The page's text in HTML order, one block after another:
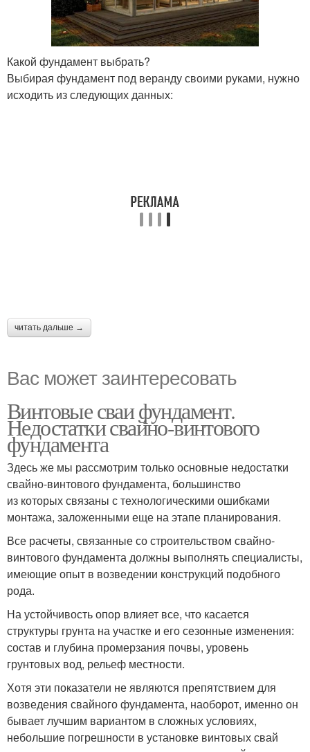
Какой фундамент выбрать?
Выбирая фундамент под веранду своими руками, нужно
исходить из следующих данных:
читать дальше →
Вас может заинтересовать
Винтовые сваи фундамент.
Недостатки свайно-винтового
фундамента
Здесь же мы рассмотрим только основные недостатки
свайно-винтового фундамента, большинство
из которых связаны с технологическими ошибками
монтажа, заложенными еще на этапе планирования.
Все расчеты, связанные со строительством свайно-
винтового фундамента должны выполнять специалисты,
имеющие опыт в возведении конструкций подобного
рода.
На устойчивость опор влияет все, что касается
структуры грунта на участке и его сезонные изменения:
состав и глубина промерзания почвы, уровень
грунтовых вод, рельеф местности.
Хотя эти показатели не являются препятствием для
возведения свайного фундамента, наоборот, именно он
бывает лучшим вариантом в сложных условиях,
небольшие погрешности в установке винтовых свай